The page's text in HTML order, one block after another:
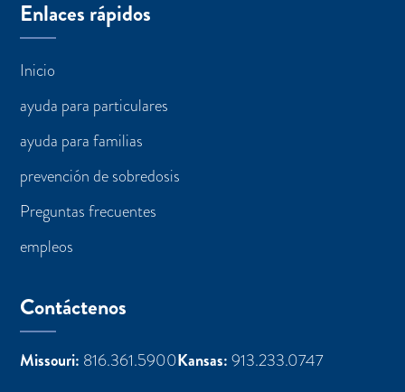
Enlaces rápidos
Inicio
ayuda para particulares
ayuda para familias
prevención de sobredosis
Preguntas frecuentes
empleos
Contáctenos
Missouri: 816.361.5900Kansas: 913.233.0747